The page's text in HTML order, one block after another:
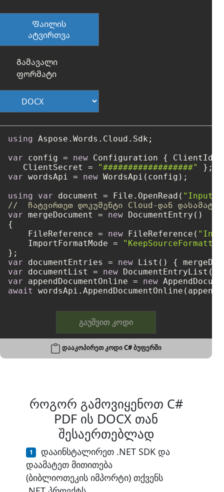
Ფაილის
ატვირთვა
Გამავალი
ფორმატი
using Aspose.Words.Cloud.Sdk;
var config = new Configuration { ClientId
   ClientSecret =
"##################"
var wordsApi = new WordsApi(config);
using
var document = File.OpenRead(
//  ჩატვირთეთ დოკუმენტი Cloud-დან
var mergeDocument = new DocumentEntry()
{
    FileReference =
new FileReference(
    ImportFormatMode =
var documentEntries = new
var documentList = new
var appendDocumentOnline = new
await
გაუშვით კოდი
დააკოპირეთ კოდი C# ბუფერში
როგორ გამოვიყენოთ C#
PDF ის DOCX თან
შესაერთებლად
დააინსტალირეთ .NET SDK და
დაამატეთ მითითება
(ბიბლიოთეკის იმპორტი) თქვენს